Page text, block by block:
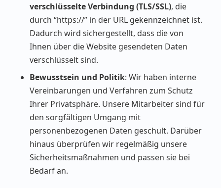
verschlüsselte Verbindung (TLS/SSL), die
durch “https://” in der URL gekennzeichnet ist.
Dadurch wird sichergestellt, dass die von
Ihnen über die Website gesendeten Daten
verschlüsselt sind.
Bewusstsein und Politik: Wir haben interne
Vereinbarungen und Verfahren zum Schutz
Ihrer Privatsphäre. Unsere Mitarbeiter sind für
den sorgfältigen Umgang mit
personenbezogenen Daten geschult. Darüber
hinaus überprüfen wir regelmäßig unsere
Sicherheitsmaßnahmen und passen sie bei
Bedarf an.